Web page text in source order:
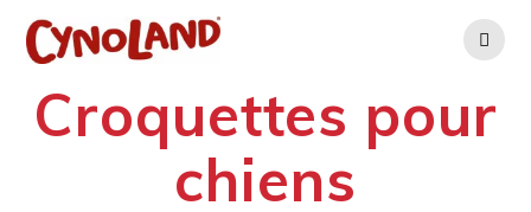
Croquettes pour
chiens